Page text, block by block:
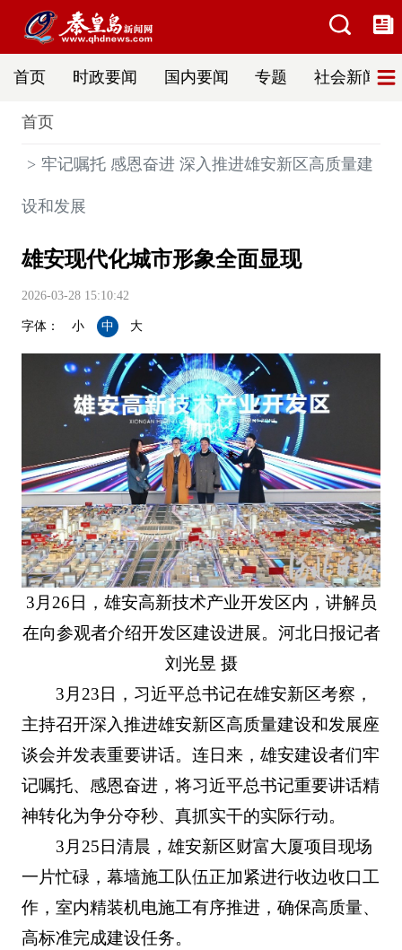
首页 时政要闻 国内要闻 专题 社会新闻
首页
牢记嘱托 感恩奋进 深入推进雄安新区高质量建
设和发展
雄安现代化城市形象全面显现
2026-03-28 15:10:42
字体： 小 中 大
3月26日，雄安高新技术产业开发区内，讲解员
在向参观者介绍开发区建设进展。河北日报记者
刘光昱 摄
3月23日，习近平总书记在雄安新区考察，
主持召开深入推进雄安新区高质量建设和发展座
谈会并发表重要讲话。连日来，雄安建设者们牢
记嘱托、感恩奋进，将习近平总书记重要讲话精
神转化为争分夺秒、真抓实干的实际行动。
3月25日清晨，雄安新区财富大厦项目现场
一片忙碌，幕墙施工队伍正加紧进行收边收口工
作，室内精装机电施工有序推进，确保高质量、
高标准完成建设任务。